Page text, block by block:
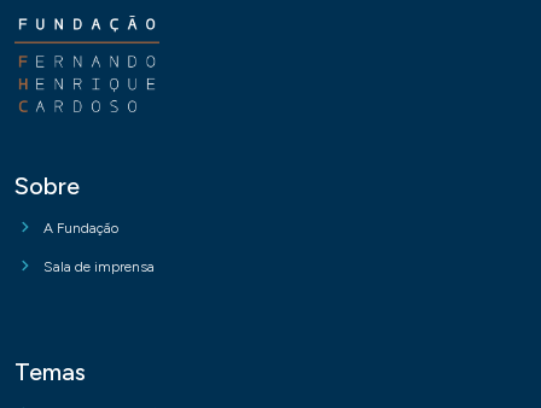
Sobre
A Fundação
Sala de imprensa
Temas